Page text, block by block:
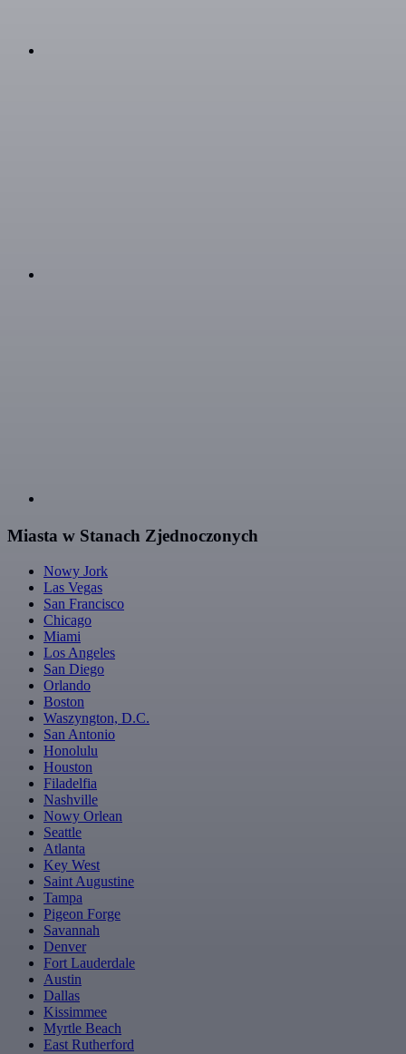
Miasta w Stanach Zjednoczonych
Nowy Jork
Las Vegas
San Francisco
Chicago
Miami
Los Angeles
San Diego
Orlando
Boston
Waszyngton, D.C.
San Antonio
Honolulu
Houston
Filadelfia
Nashville
Nowy Orlean
Seattle
Atlanta
Key West
Saint Augustine
Tampa
Pigeon Forge
Savannah
Denver
Fort Lauderdale
Austin
Dallas
Kissimmee
Myrtle Beach
East Rutherford